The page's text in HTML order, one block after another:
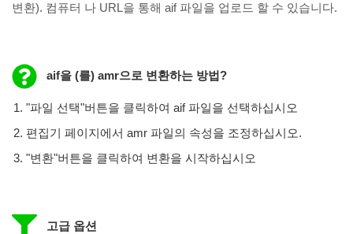
변환). 컴퓨터 나 URL을 통해 aif 파일을 업로드 할 수 있습니다.
aif을 (를) amr으로 변환하는 방법?
"파일 선택"버튼을 클릭하여 aif 파일을 선택하십시오
편집기 페이지에서 amr 파일의 속성을 조정하십시오.
"변환"버튼을 클릭하여 변환을 시작하십시오
고급 옵션